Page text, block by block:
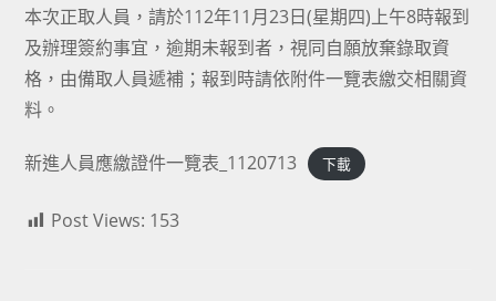
本次正取人員，請於112年11月23日(星期四)上午8時報到
及辦理簽約事宜，逾期未報到者，視同自願放棄錄取資
格，由備取人員遞補；報到時請依附件一覽表繳交相關資
料。
新進人員應繳證件一覽表_1120713 下載
Post Views: 153